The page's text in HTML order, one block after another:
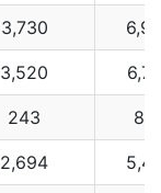
3,730
3,520
243
2,694